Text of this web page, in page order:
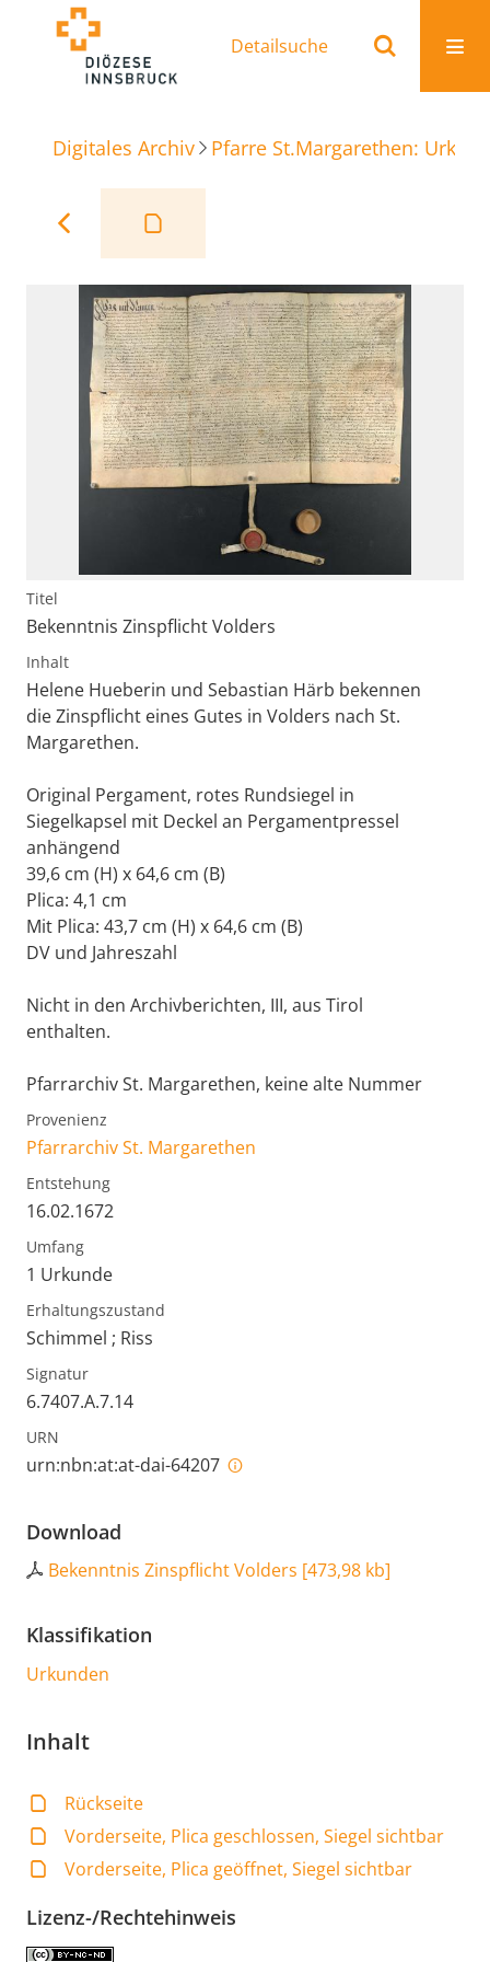
Detailsuche
Digitales Archiv Pfarre St.Margarethen:
Titel
Bekenntnis Zinspflicht Volders
Inhalt
Helene Hueberin und Sebastian Härb bekennen
die Zinspflicht eines Gutes in Volders nach St.
Margarethen.
Original Pergament, rotes Rundsiegel in
Siegelkapsel mit Deckel an Pergamentpressel
anhängend
39,6 cm (H) x 64,6 cm (B)
Plica: 4,1 cm
Mit Plica: 43,7 cm (H) x 64,6 cm (B)
DV und Jahreszahl
Nicht in den Archivberichten, III, aus Tirol
enthalten.
Pfarrarchiv St. Margarethen, keine alte Nummer
Provenienz
Pfarrarchiv St. Margarethen
Entstehung
16.02.1672
Umfang
1 Urkunde
Erhaltungszustand
Schimmel ; Riss
Signatur
6.7407.A.7.14
URN
urn:nbn:at:at-dai-64207
Download
Bekenntnis Zinspflicht Volders [473,98 kb]
Klassifikation
Urkunden
Inhalt
Rückseite
Vorderseite, Plica geschlossen, Siegel sichtbar
Vorderseite, Plica geöffnet, Siegel sichtbar
Lizenz-/Rechtehinweis